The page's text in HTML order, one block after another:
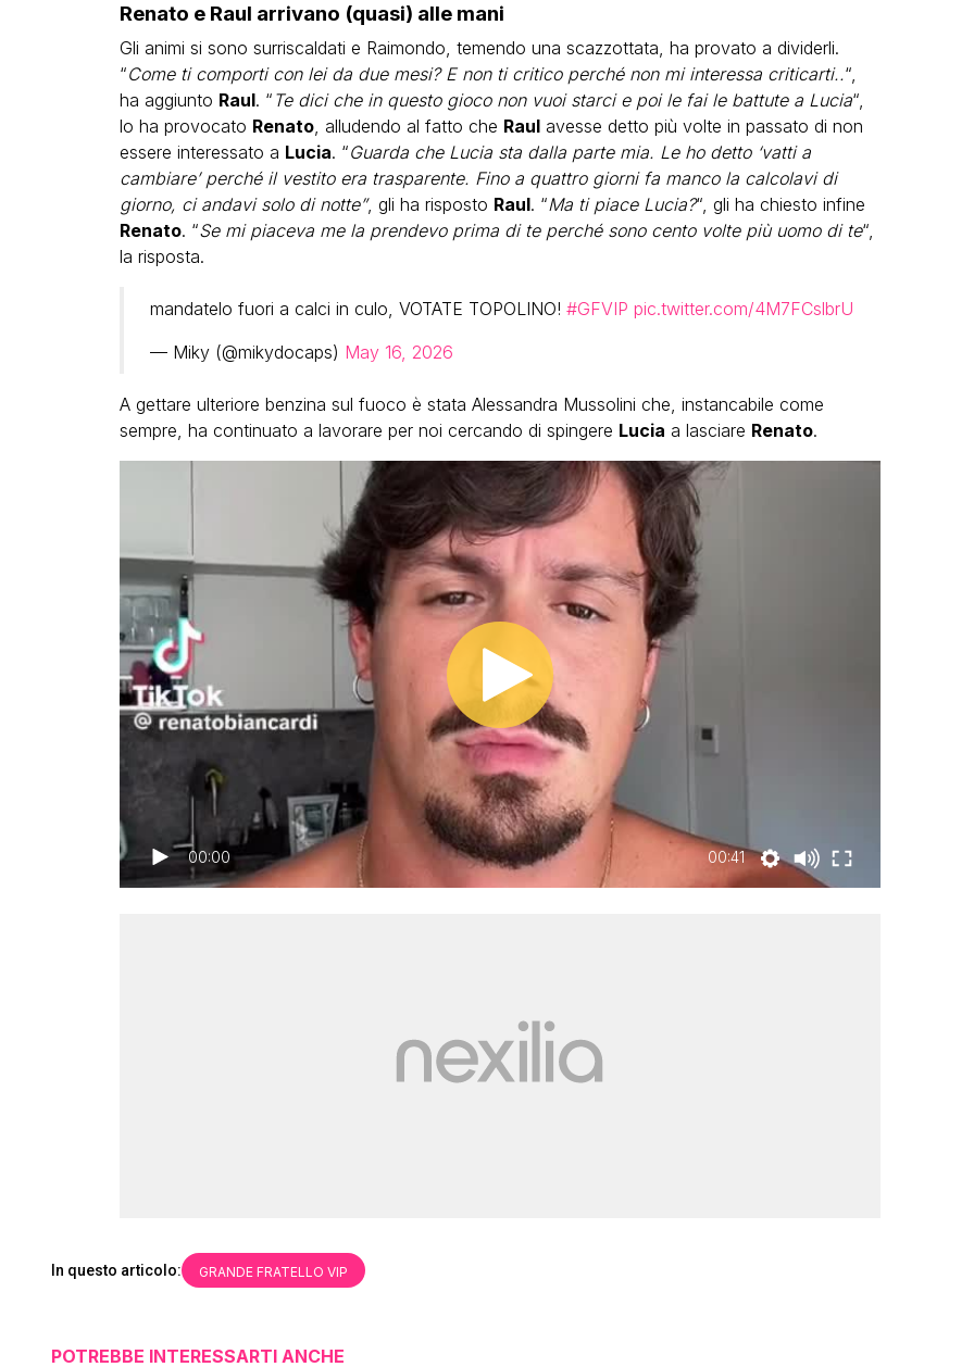
Renato e Raul arrivano (quasi) alle mani
Gli animi si sono surriscaldati e Raimondo, temendo una scazzottata, ha provato a dividerli.
“Come ti comporti con lei da due mesi? E non ti critico perché non mi interessa criticarti..“,
ha aggiunto Raul. “ Te dici che in questo gioco non vuoi starci e poi le fai le battute a Lucia“,
lo ha provocato Renato, alludendo al fatto che Raulavesse detto più volte in passato di non
essere interessato a Lucia. “Guarda che Lucia sta dalla parte mia. Le ho detto ‘vatti a
cambiare’ perché il vestito era trasparente. Fino a quattro giorni fa manco la calcolavi di
giorno, ci andavi solo di notte”, gli ha risposto Raul. “Ma ti piace Lucia?“, gli ha chiesto infine
Renato. “Se mi piaceva me la prendevo prima di te perché sono cento volte più uomo di te“,
la risposta.
mandatelo fuori a calci in culo, VOTATE TOPOLINO! #GFVIP pic.twitter.com/4M7FCslbrU
— Miky (@mikydocaps) May 16, 2026
A gettare ulteriore benzina sul fuoco è stata Alessandra Mussolini che, instancabile come
sempre, ha continuato a lavorare per noi cercando di spingere Lucia a lasciare Renato.
00:00 00:41
In questo articolo: GRANDE FRATELLO VIP
POTREBBE INTERESSARTI ANCHE